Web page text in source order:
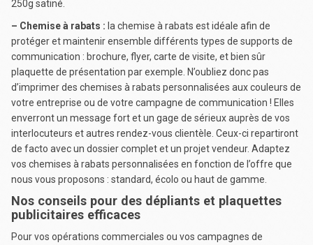
250g satiné.
– Chemise à rabats : la chemise à rabats est idéale afin de
protéger et maintenir ensemble différents types de supports de
communication : brochure, flyer, carte de visite, et bien sûr
plaquette de présentation par exemple. N’oubliez donc pas
d’imprimer des chemises à rabats personnalisées aux couleurs de
votre entreprise ou de votre campagne de communication ! Elles
enverront un message fort et un gage de sérieux auprès de vos
interlocuteurs et autres rendez-vous clientèle. Ceux-ci repartiront
de facto avec un dossier complet et un projet vendeur. Adaptez
vos chemises à rabats personnalisées en fonction de l’offre que
nous vous proposons : standard, écolo ou haut de gamme.
Nos conseils pour des dépliants et plaquettes
publicitaires efficaces
Pour vos opérations commerciales ou vos campagnes de